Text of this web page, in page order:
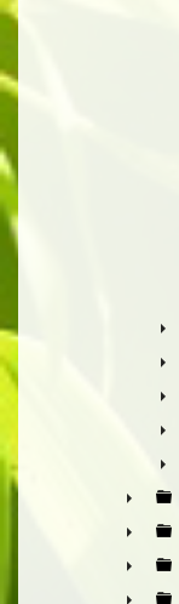
►
►
►
►
►
►
►
►